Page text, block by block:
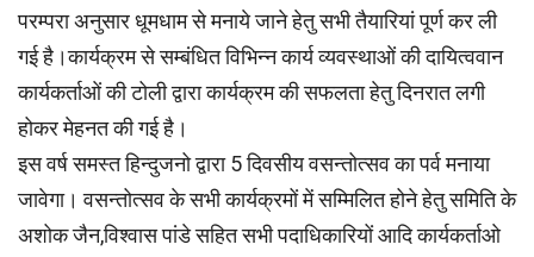
परम्परा अनुसार धूमधाम से मनाये जाने हेतु सभी तैयारियां पूर्ण कर ली
गई है।कार्यक्रम से सम्बंधित विभिन्न कार्य व्यवस्थाओं की दायित्ववान
कार्यकर्ताओं की टोली द्वारा कार्यक्रम की सफलता हेतु दिनरात लगी
होकर मेहनत की गई है।
इस वर्ष समस्त हिन्दुजनो द्वारा 5 दिवसीय वसन्तोत्सव का पर्व मनाया
जावेगा। वसन्तोत्सव के सभी कार्यक्रमों में सम्मिलित होने हेतु समिति के
अशोक जैन,विश्वास पांडे सहित सभी पदाधिकारियों आदि कार्यकर्ताओ